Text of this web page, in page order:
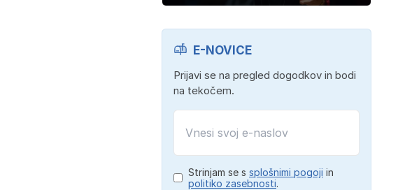
E-NOVICE
Prijavi se na pregled dogodkov in bodi
na tekočem.
Strinjam se s splošnimi pogoji in
politiko zasebnosti.